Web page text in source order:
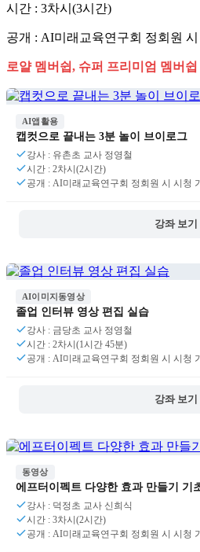
시간 : 3차시(3시간)
공개 : AI미래교육연구회 정회원
로얄 멤버쉽, 슈퍼 프리미엄 멤버
AI앱활용
캡컷으로 끝내는 3분 놀이 브이로그
강사 : 유촌초 교사 정영철
시간 : 2차시(2시간)
공개 : AI미래교육연구회 정회원 시 시청
강좌 보기
AI이미지동영상
졸업 인터뷰 영상 편집 실습
강사 : 금당초 교사 정영철
시간 : 2차시(1시간 45분)
공개 : AI미래교육연구회 정회원 시 시청
강좌 보기
동영상
에프터이펙트 다양한 효과 만들기 기
강사 : 덕정초 교사 신희식
시간 : 3차시(2시간)
공개 : AI미래교육연구회 정회원 시 시청